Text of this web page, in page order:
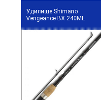
Удилище Shimano
Vengeance BX 240ML